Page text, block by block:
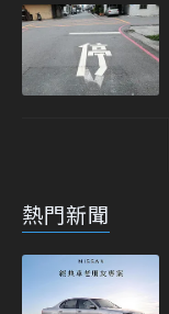
熱門新聞